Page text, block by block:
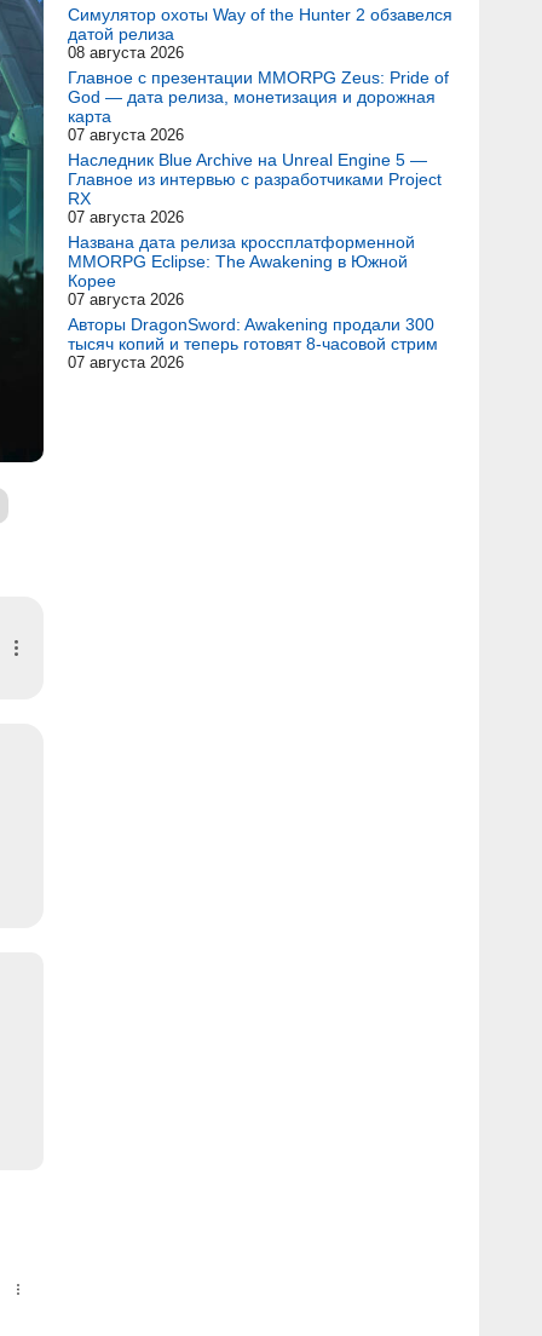
Симулятор охоты Way of the Hunter 2 обзавелся
датой релиза
08 августа 2026
Главное с презентации MMORPG Zeus: Pride of
God — дата релиза, монетизация и дорожная
карта
07 августа 2026
Наследник Blue Archive на Unreal Engine 5 —
Главное из интервью с разработчиками Project
RX
07 августа 2026
Названа дата релиза кроссплатформенной
MMORPG Eclipse: The Awakening в Южной
Корее
07 августа 2026
Авторы DragonSword: Awakening продали 300
тысяч копий и теперь готовят 8-часовой стрим
07 августа 2026